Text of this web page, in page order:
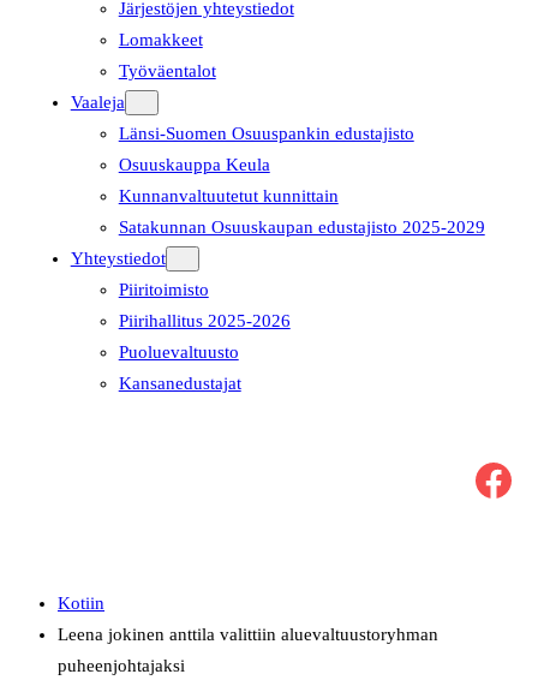
Järjestöjen yhteystiedot
Lomakkeet
Työväentalot
Vaaleja
Länsi-Suomen Osuuspankin edustajisto
Osuuskauppa Keula
Kunnanvaltuutetut kunnittain
Satakunnan Osuuskaupan edustajisto 2025-2029
Yhteystiedot
Piiritoimisto
Piirihallitus 2025-2026
Puoluevaltuusto
Kansanedustajat
Facebook
Kotiin
Leena jokinen anttila valittiin aluevaltuustoryhman
puheenjohtajaksi